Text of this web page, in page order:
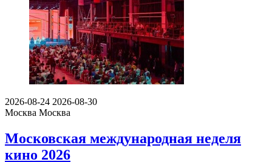
2026-08-24 2026-08-30
Москва Москва
Московская международная неделя
кино 2026